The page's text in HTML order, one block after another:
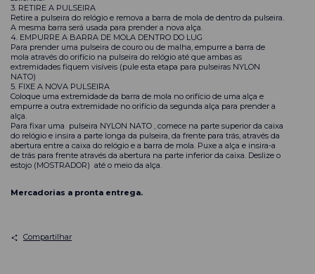
3. RETIRE A PULSEIRA
Retire a pulseira do relógio e remova a barra de mola de dentro da pulseira.
A mesma barra será usada para prender a nova alça.
4. EMPURRE A BARRA DE MOLA DENTRO DO LUG
Para prender uma pulseira de couro ou de malha, empurre a barra de
mola através do orifício na pulseira do relógio até que ambas as
extremidades fiquem visíveis (pule esta etapa para pulseiras NYLON
NATO)
5. FIXE A NOVA PULSEIRA
Coloque uma extremidade da barra de mola no orifício de uma alça e
empurre a outra extremidade no orifício da segunda alça para prender a
alça.
Para fixar uma pulseira NYLON NATO , comece na parte superior da caixa
do relógio e insira a parte longa da pulseira, da frente para trás, através da
abertura entre a caixa do relógio e a barra de mola. Puxe a alça e insira-a
de trás para frente através da abertura na parte inferior da caixa. Deslize o
estojo (MOSTRADOR) até o meio da alça.
Mercadorias a pronta entrega.
Compartilhar